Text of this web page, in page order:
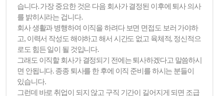
습니다. 가장 중요한 것은 다음 회사가 결정된 이후에 퇴사 의사
를 밝히시라는 겁니다.
회사 생활과 병행하여 이직을 하려다 보면 면접도 보러 가야하
고, 이력서 작성도 해야하고 해서 시간도 없고 육체적, 정신적으
로도 힘든 일이 될 것입니다.
그래도 이직할 회사가 결정되기 전에는 퇴사하겠다고 말씀하시
면 안됩니다. 종종 퇴사를 한 후에 이직 준비를 하시는 분들이
있습니다.
그런데 바로 취업이 되지 않고 구직 기간이 길어지게 되면 조급